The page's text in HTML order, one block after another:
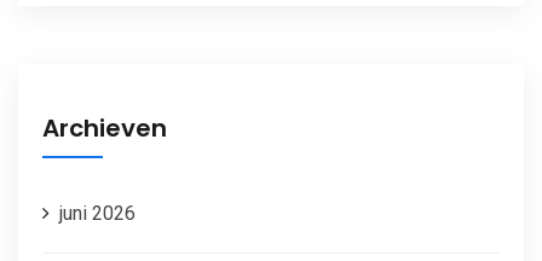
Archieven
juni 2026